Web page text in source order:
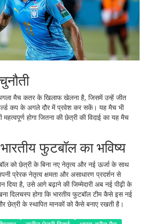
मैच कतर के खिलाफ खेलना है, जिसमें उन्हें जीत
वर्ल्ड कप के अगले दौर में प्रवेश कर सकें। यह मैच भी
महत्वपूर्ण होगा जितना की छेत्री की विदाई का यह मैच
फुटबॉल का भविष्य
को छेत्री के बिना नए नेतृत्व और नई ऊर्जा के साथ
प्रेरक नेतृत्व क्षमता और असाधारण प्रदर्शन से
दिया है, उसे आगे बढ़ाने की जिम्मेदारी अब नई पीढ़ी के
दिलचस्प होगा कि भारतीय फुटबॉल टीम कैसे इस नई
छेत्री के स्थापित मानकों को कैसे बनाए रखती है।